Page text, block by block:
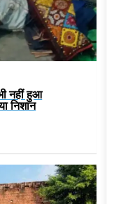
नहीं हुआ
निशान